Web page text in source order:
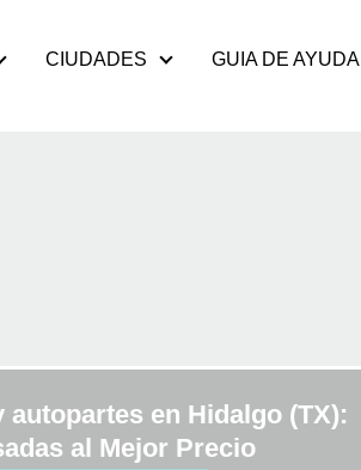
CIUDADES GUIA DE AYUDA
autopartes en Hidalgo (TX):
al Mejor Precio